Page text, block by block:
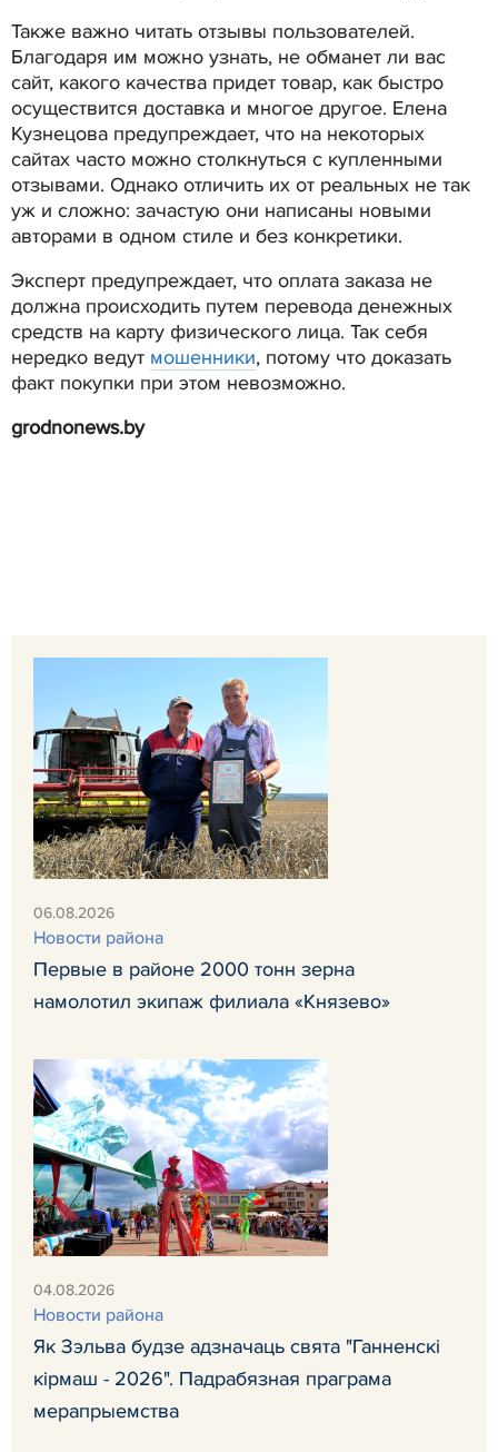
Также важно читать отзывы пользователей.
Благодаря им можно узнать, не обманет ли вас
сайт, какого качества придет товар, как быстро
осуществится доставка и многое другое. Елена
Кузнецова предупреждает, что на некоторых
сайтах часто можно столкнуться с купленными
отзывами. Однако отличить их от реальных не так
уж и сложно: зачастую они написаны новыми
авторами в одном стиле и без конкретики.
Эксперт предупреждает, что оплата заказа не
должна происходить путем перевода денежных
средств на карту физического лица. Так себя
нередко ведут мошенники, потому что доказать
факт покупки при этом невозможно.
grodnonews.by
06.08.2026
Новости района
Первые в районе 2000 тонн зерна
намолотил экипаж филиала «Князево»
04.08.2026
Новости района
Як Зэльва будзе адзначаць свята "Ганненскі
кірмаш - 2026". Падрабязная праграма
мерапрыемства